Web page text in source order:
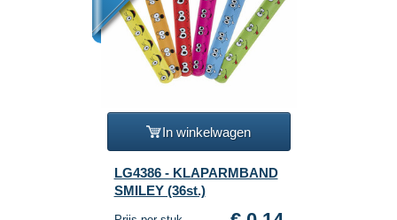
In winkelwagen
LG4386 - KLAPARMBAND
SMILEY (36st.)